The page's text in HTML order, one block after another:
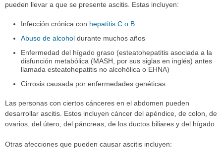
pueden llevar a que se presente ascitis. Estas incluyen:
Infección crónica con hepatitis C o B
Abuso de alcohol durante muchos años
Enfermedad del hígado graso (esteatohepatitis asociada a la
disfunción metabólica (MASH, por sus siglas en inglés) antes
llamada esteatohepatitis no alcohólica o EHNA)
Cirrosis causada por enfermedades genéticas
Las personas con ciertos cánceres en el abdomen pueden
desarrollar ascitis. Estos incluyen cáncer del apéndice, de colon, de
ovarios, del útero, del páncreas, de los ductos biliares y del hígado.
Otras afecciones que pueden causar ascitis incluyen: